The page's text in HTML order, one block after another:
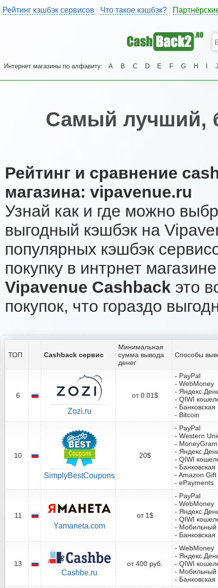
Рейтинг кэшбэк сервисов | Что такое кэшбэк?
Интернет магазины по алфавиту: A B C D E F G H
Самый лучший,
Рейтинг и сравнение
магазина: vipavenue.ru
Узнай как и где можно
выгодный кэшбэк на
популярных кэшбэк
покупку в интрнет
Vipavenue Cashback это
покупок, что гораздо
ТОП Cashback сервис
Минимальная
сумма вывода
денег
Способы
6
Zozi.ru
от 0.01$
- PayPal
- WebMoney
-
- QIWI
-
- Bitcoin
10
SimplyBestCoupons
20$
- PayPal
- Western
- MoneyGram
-
- QIWI
-
- Amazon
- ePayments
11
Yamaneta.com
от 1$
- PayPal
- WebMoney
-
- QIWI
- Мобильный
-
13
Cashbe.ru
от 400 руб.
- WebMoney
-
- QIWI
- Мобильный
-